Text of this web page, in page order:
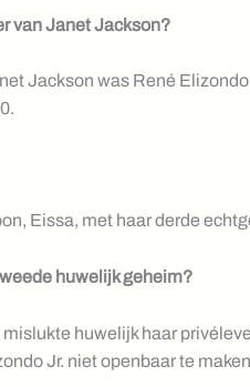
van Janet Jackson?
Jackson was René
Eissa, met haar derde
huwelijk geheim?
huwelijk haar
Jr. niet openbaar te